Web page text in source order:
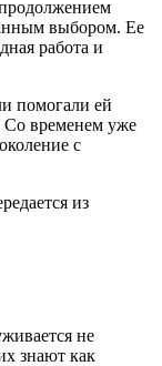
выбором. Ее
работа и
помогали ей
Со временем уже
с
из
не
знают как